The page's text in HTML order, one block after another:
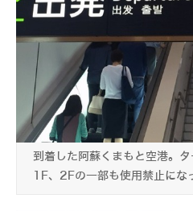
到着した阿蘇くまもと空港。
1F、2Fの一部も使用禁止にな